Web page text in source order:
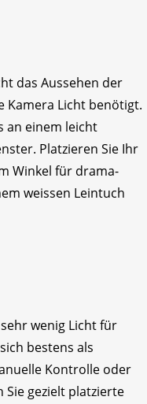
das Aussehen der
Kamera Licht benötigt.
an einem leicht
Platzieren Sie Ihr
Winkel für drama­
weissen Leintuch
wenig Licht für
bestens als
Kontrolle oder
gezielt platzierte